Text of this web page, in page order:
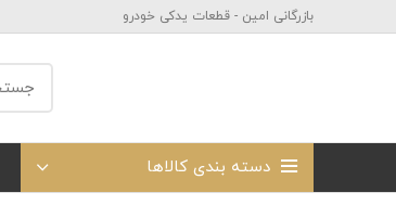
بازرگانی امین - قطعات یدکی خودرو
دسته بندی کالاها